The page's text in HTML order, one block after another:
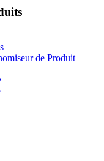
de Produit